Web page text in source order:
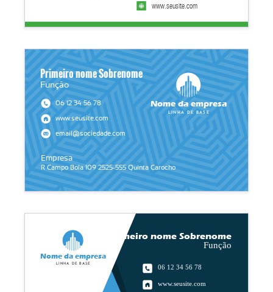
www.seusite.com
email@sociedade.com
Empresa
R Campo Bola 109 2525-555 Quinta Carocho
06 12 34 56 78
www.seusite.com
Função
Primeiro nome Sobrenome
Nome da empresa
Linha de base
www.seusite.com
06 12 34 56 78
Função
Primeiro nome Sobrenome
Nome da empresa
Linha de base